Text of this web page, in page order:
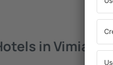
in Vimianzo